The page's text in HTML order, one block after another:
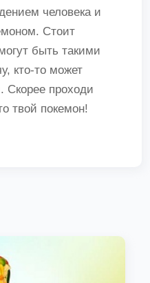
человека и
Стоит
быть такими
кто-то может
Скорее проходи
твой покемон!